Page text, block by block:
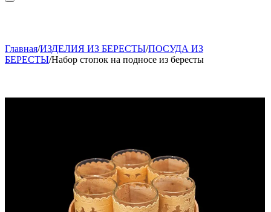
Главная/ИЗДЕЛИЯ ИЗ БЕРЕСТЫ/ПОСУДА ИЗ
БЕРЕСТЫ/Набор стопок на подносе из бересты